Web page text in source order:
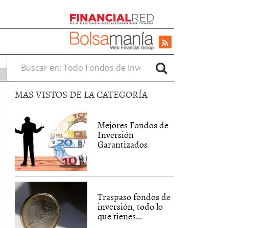
Buscar en:
MAS VISTOS DE LA CATEGORÍA
Mejores Fondos de
Inversión
Garantizados
Traspaso fondos de
inversión, todo lo
que tienes...